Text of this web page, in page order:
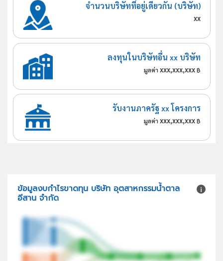
จำนวนบริษัทที่อยู่เดียวกัน (บริษัท)
xx
ลงทุนในบริษัทอื่น xx บริษัท
มูลค่า xxx,xxx,xxx ฿
รับงานภาครัฐ xx โครงการ
มูลค่า xxx,xxx,xxx ฿
ข้อมูลงบกำไรขาดทุน บริษัท อุตสาหกรรมน้ำตาล
อีสาน จำกัด